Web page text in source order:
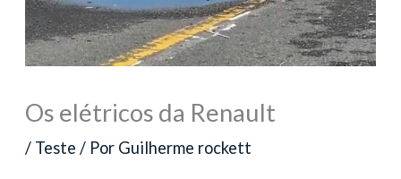
Os elétricos da Renault
/ Teste / Por Guilherme rockett